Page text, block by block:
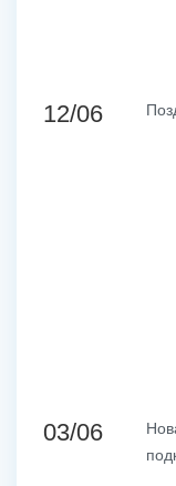
12/06
03/06